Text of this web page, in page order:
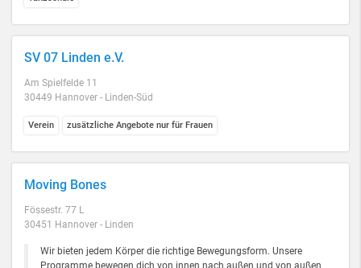
SV 07 Linden e.V.
Am Spielfelde 11
30449 Hannover - Linden-Süd
Verein zusätzliche Angebote nur für Frauen
Moving Bones
Fössestr. 77 L
30451 Hannover - Linden
Wir bieten jedem Körper die richtige Bewegungsform. Unsere
Programme bewegen dich von innen nach außen und von außen